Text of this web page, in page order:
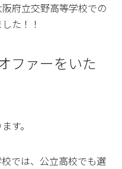
府立交野高等学校での
た！！
ファーをいた
す。
では、公立高校でも選